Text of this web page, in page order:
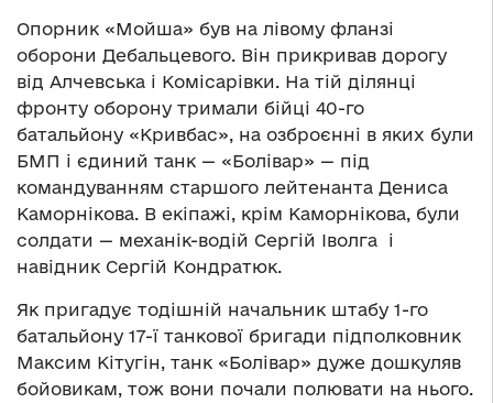
Опорник «Мойша» був на лівому фланзі
оборони Дебальцевого. Він прикривав дорогу
від Алчевська і Комісарівки. На тій ділянці
фронту оборону тримали бійці 40-го
батальйону «Кривбас», на озброєнні в яких були
БМП і єдиний танк — «Болівар» — під
командуванням старшого лейтенанта Дениса
Каморнікова. В екіпажі, крім Каморнікова, були
солдати — механік-водій Сергій Іволга і
навідник Сергій Кондратюк.
Як пригадує тодішній начальник штабу 1-го
батальйону 17-ї танкової бригади підполковник
Максим Кітугін, танк «Болівар» дуже дошкуляв
бойовикам, тож вони почали полювати на нього.